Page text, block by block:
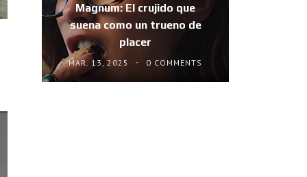
Magnum: El crujido que
suena como un trueno de
placer
MAR. 13, 2025 0 COMMENTS